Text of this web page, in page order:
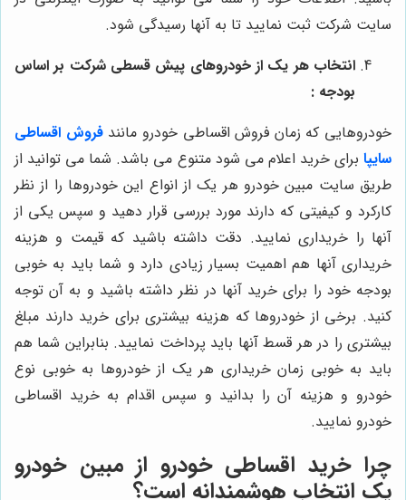
سایت شرکت ثبت نمایید تا به آنها رسیدگی شود.
انتخاب هر یک از خودروهای پیش قسطی شرکت بر اساس
بودجه :
خودروهایی که زمان فروش اقساطی خودرو مانندفروش اقساطی
سایپا برای خرید اعلام می شود متنوع می باشد. شما می توانید از
طریق سایت مبین خودرو هر یک از انواع این خودروها را از نظر
کارکرد و کیفیتی که دارند مورد بررسی قرار دهید و سپس یکی از
آنها را خریداری نمایید. دقت داشته باشید که قیمت و هزینه
خریداری آنها هم اهمیت بسیار زیادی دارد و شما باید به خوبی
بودجه خود را برای خرید آنها در نظر داشته باشید و به آن توجه
کنید. برخی از خودروها که هزینه بیشتری برای خرید دارند مبلغ
بیشتری را در هر قسط آنها باید پرداخت نمایید. بنابراین شما هم
باید به خوبی زمان خریداری هر یک از خودروها به خوبی نوع
خودرو و هزینه آن را بدانید و سپس اقدام به خرید اقساطی
خودرو نمایید.
چرا خرید اقساطی خودرو از مبین خودرو
یک انتخاب هوشمندانه است؟